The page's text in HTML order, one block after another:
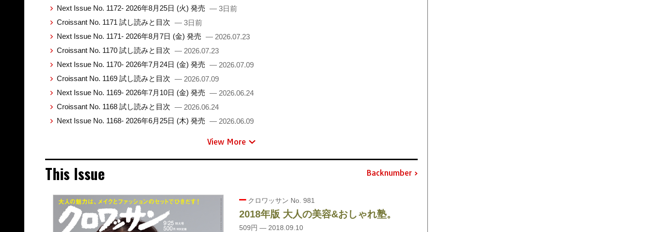
Next Issue No. 1172- 2026年8月25日 (火) 発売 — 3日前
Croissant No. 1171 試し読みと目次 — 3日前
Next Issue No. 1171- 2026年8月7日 (金) 発売 — 2026.07.23
Croissant No. 1170 試し読みと目次 — 2026.07.23
Next Issue No. 1170- 2026年7月24日 (金) 発売 — 2026.07.09
Croissant No. 1169 試し読みと目次 — 2026.07.09
Next Issue No. 1169- 2026年7月10日 (金) 発売 — 2026.06.24
Croissant No. 1168 試し読みと目次 — 2026.06.24
Next Issue No. 1168- 2026年6月25日 (木) 発売 — 2026.06.09
View More
This Issue Backnumber
クロワッサン No. 981
2018年版 大人の美容&おしゃれ塾。
509円 — 2018.09.10